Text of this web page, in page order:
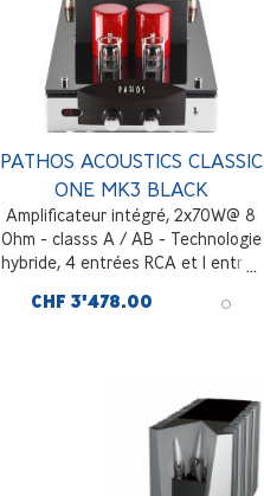
PATHOS ACOUSTICS CLASSIC
ONE MK3 BLACK
Amplificateur intégré, 2x70W@ 8
Ohm - classs A / AB - Technologie
hybride, 4 entrées RCA et 1 entrée
volume par résistance, Noir
CHF 3'478.00